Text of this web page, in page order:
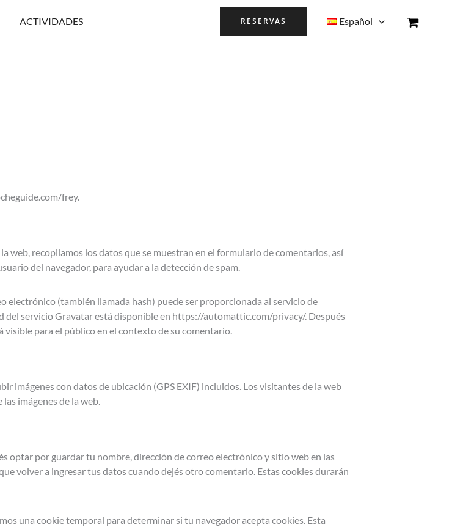
ACTIVIDADES RESERVAS Español
frey.
web, recopilamos los datos que se muestran en el formulario de comentarios, así
del navegador, para ayudar a la detección de spam.
electrónico (también llamada hash) puede ser proporcionada al servicio de
del servicio Gravatar está disponible en https://automattic.com/privacy/. Después
para el público en el contexto de su comentario.
imágenes con datos de ubicación (GPS EXIF) incluidos. Los visitantes de la web
imágenes de la web.
optar por guardar tu nombre, dirección de correo electrónico y sitio web en las
volver a ingresar tus datos cuando dejés otro comentario. Estas cookies durarán
una cookie temporal para determinar si tu navegador acepta cookies. Esta